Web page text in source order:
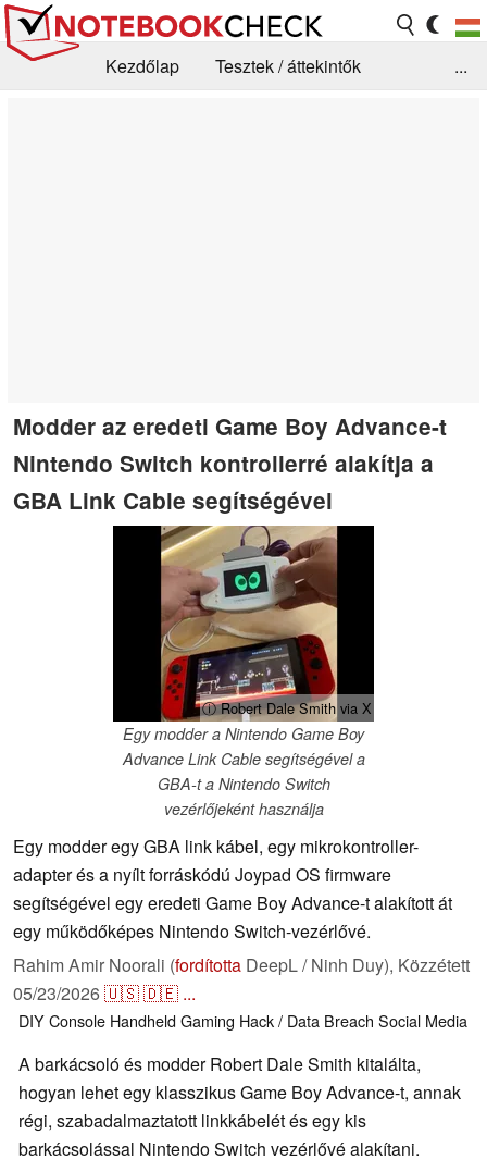
Kezdőlap
Tesztek / áttekintők
...
Modder az eredeti Game Boy Advance-t
Nintendo Switch kontrollerré alakítja a
GBA Link Cable segítségével
ⓘ Robert Dale Smith via X
Egy modder a Nintendo Game Boy
Advance Link Cable segítségével a
GBA-t a Nintendo Switch
vezérlőjeként használja
Egy modder egy GBA link kábel, egy mikrokontroller-
adapter és a nyílt forráskódú Joypad OS firmware
segítségével egy eredeti Game Boy Advance-t alakított át
egy működőképes Nintendo Switch-vezérlővé.
Rahim Amir Noorali (fordította DeepL / Ninh Duy), Közzétett
05/23/2026🇺🇸🇩🇪 ...
DIYConsole HandheldGaming Hack / Data Breach Social Media
A barkácsoló és modder Robert Dale Smith kitalálta,
hogyan lehet egy klasszikus Game Boy Advance-t, annak
régi, szabadalmaztatott linkkábelét és egy kis
barkácsolással Nintendo Switch vezérlővé alakítani.